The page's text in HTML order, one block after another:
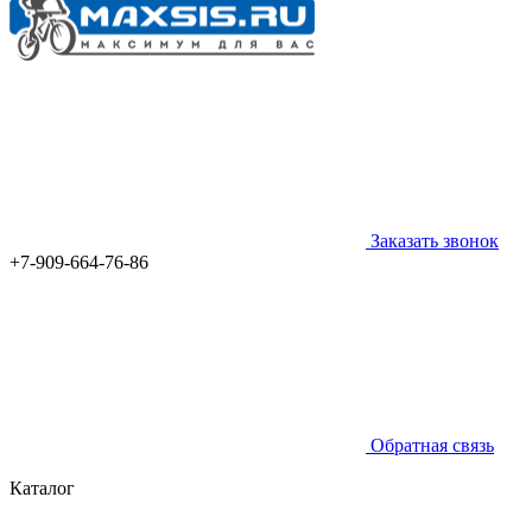
Заказать звонок
+7-909-664-76-86
Обратная связь
Каталог